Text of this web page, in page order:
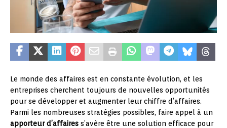
Le monde des affaires est en constante évolution, et les
entreprises cherchent toujours de nouvelles opportunités
pour se développer et augmenter leur chiffre d’affaires.
Parmi les nombreuses stratégies possibles, faire appel à un
apporteur d’affaires s’avère être une solution efficace pour